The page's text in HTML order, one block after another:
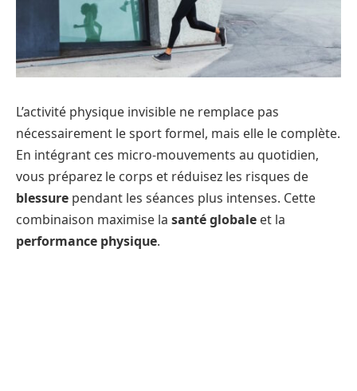
L’activité physique invisible ne remplace pas
nécessairement le sport formel, mais elle le complète.
En intégrant ces micro-mouvements au quotidien,
vous préparez le corps et réduisez les risques de
blessure pendant les séances plus intenses. Cette
combinaison maximise la santé globale et la
performance physique.